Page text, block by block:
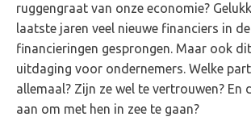
ruggengraat van onze economie?
laatste jaren veel nieuwe financiers in
financieringen gesprongen. Maar ook
uitdaging voor ondernemers. Welke
allemaal? Zijn ze wel te vertrouwen? En
aan om met hen in zee te gaan?